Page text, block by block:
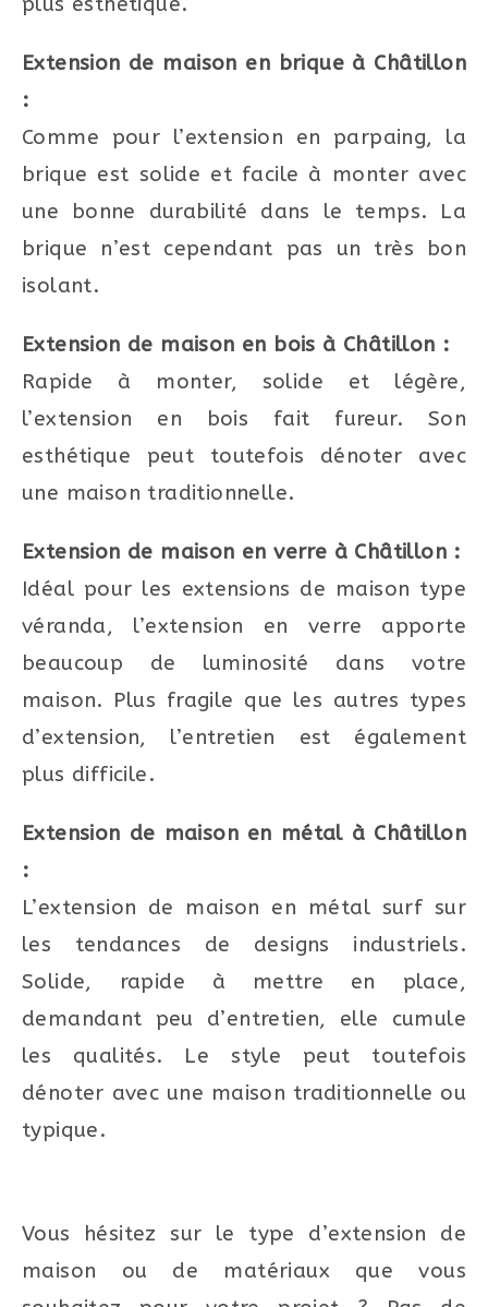
Extension de maison en brique à Châtillon
:
Comme pour l’extension en parpaing, la
brique est solide et facile à monter avec
une bonne durabilité dans le temps. La
brique n’est cependant pas un très bon
isolant.
Extension de maison en bois à Châtillon :
Rapide à monter, solide et légère,
l’extension en bois fait fureur. Son
esthétique peut toutefois dénoter avec
une maison traditionnelle.
Extension de maison en verre à Châtillon :
Idéal pour les extensions de maison type
véranda, l’extension en verre apporte
beaucoup de luminosité dans votre
maison. Plus fragile que les autres types
d’extension, l’entretien est également
plus difficile.
Extension de maison en métal à Châtillon
:
L’extension de maison en métal surf sur
les tendances de designs industriels.
Solide, rapide à mettre en place,
demandant peu d’entretien, elle cumule
les qualités. Le style peut toutefois
dénoter avec une maison traditionnelle ou
typique.
Vous hésitez sur le type d’extension de
maison ou de matériaux que vous